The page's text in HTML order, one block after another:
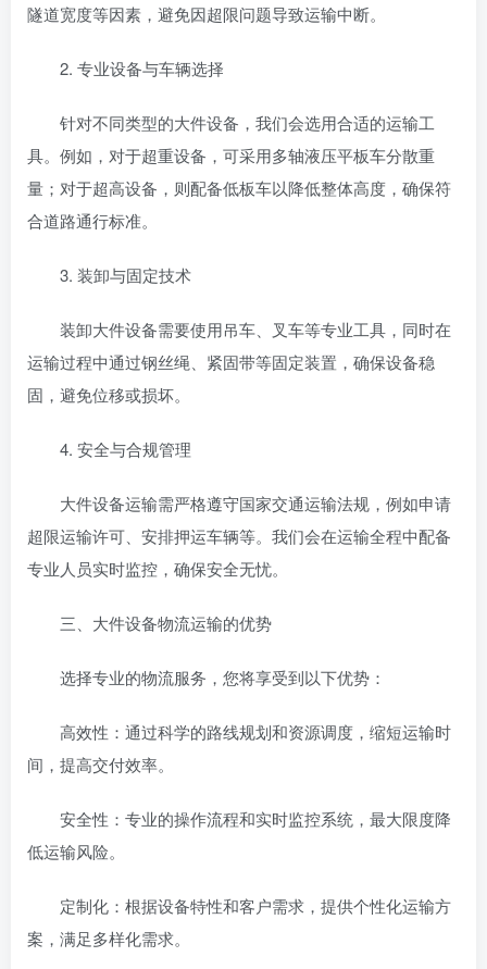
隧道宽度等因素，避免因超限问题导致运输中断。
2. 专业设备与车辆选择
针对不同类型的大件设备，我们会选用合适的运输工
具。例如，对于超重设备，可采用多轴液压平板车分散重
量；对于超高设备，则配备低板车以降低整体高度，确保符
合道路通行标准。
3. 装卸与固定技术
装卸大件设备需要使用吊车、叉车等专业工具，同时在
运输过程中通过钢丝绳、紧固带等固定装置，确保设备稳
固，避免位移或损坏。
4. 安全与合规管理
大件设备运输需严格遵守国家交通运输法规，例如申请
超限运输许可、安排押运车辆等。我们会在运输全程中配备
专业人员实时监控，确保安全无忧。
三、大件设备物流运输的优势
选择专业的物流服务，您将享受到以下优势：
高效性：通过科学的路线规划和资源调度，缩短运输时
间，提高交付效率。
安全性：专业的操作流程和实时监控系统，最大限度降
低运输风险。
定制化：根据设备特性和客户需求，提供个性化运输方
案，满足多样化需求。